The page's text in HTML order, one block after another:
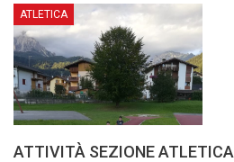
ATLETICA
ATTIVITÀ SEZIONE ATLETICA